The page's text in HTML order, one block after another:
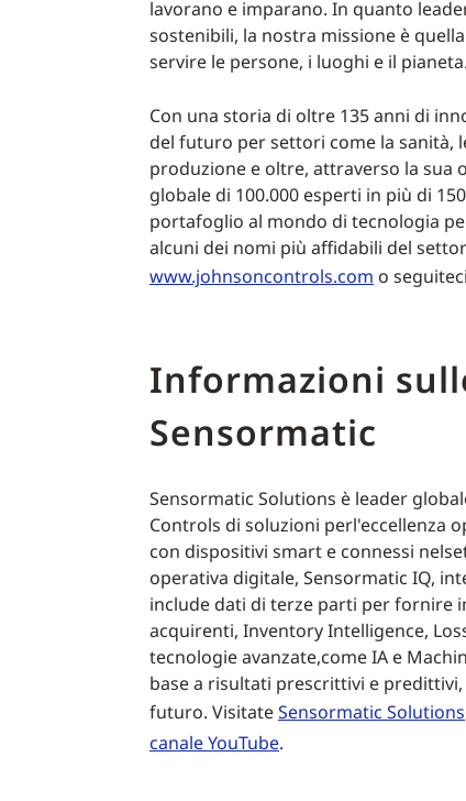
lavorano e imparano. In quanto
sostenibili, la nostra missione è
servire le persone, i luoghi e il pianeta.
Con una storia di oltre 135 anni di
del futuro per settori come la sanità,
produzione e oltre, attraverso la sua
globale di 100.000 esperti in più di
portafoglio al mondo di tecnologia
alcuni dei nomi più affidabili del
www.johnsoncontrols.com o seguiteci
Informazioni
Sensormatic
Sensormatic Solutions è leader
Controls di soluzioni perl'eccellenza
con dispositivi smart e connessi
operativa digitale, Sensormatic IQ,
include dati di terze parti per fornire
acquirenti, Inventory Intelligence,
tecnologie avanzate,come IA e
base a risultati prescrittivi e
futuro. VisitateSensormatic Solutions
canale YouTube.